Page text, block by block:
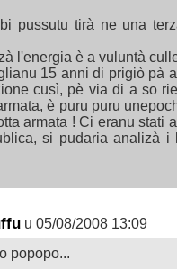
pussutu tirà ne una
l'energia è a vuluntà
15 anni di prigiò pà
cusì, pè via di a so
è puru puru
armata ! Ci eranu stati
si pudaria analizà i
u 05/08/2008 13:09
popopo...